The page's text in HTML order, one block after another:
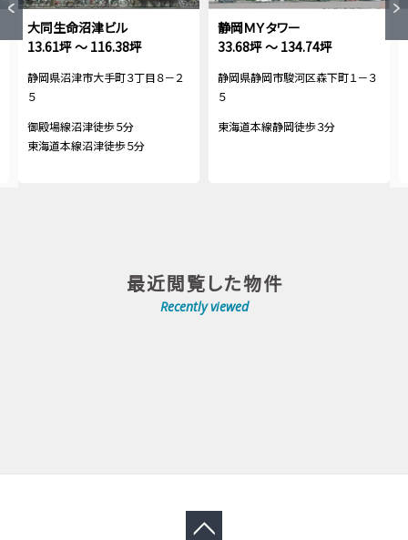
大同生命沼津ビル
13.61坪 ～ 116.38坪
静岡県沼津市大手町３丁目８－２
５
御殿場線沼津徒歩５分
東海道本線沼津徒歩５分
静岡ＭＹタワー
33.68坪 ～ 134.74坪
静岡県静岡市駿河区森下町１－３
５
東海道本線静岡徒歩３分
最近閲覧した物件
Recently viewed